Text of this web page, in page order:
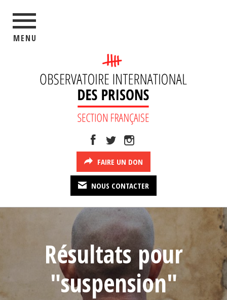
MENU
FAIRE UN DON
NOUS CONTACTER
Résultats pour
"suspension"